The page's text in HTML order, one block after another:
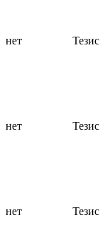
нет Тезис
нет Тезис
нет Тезис